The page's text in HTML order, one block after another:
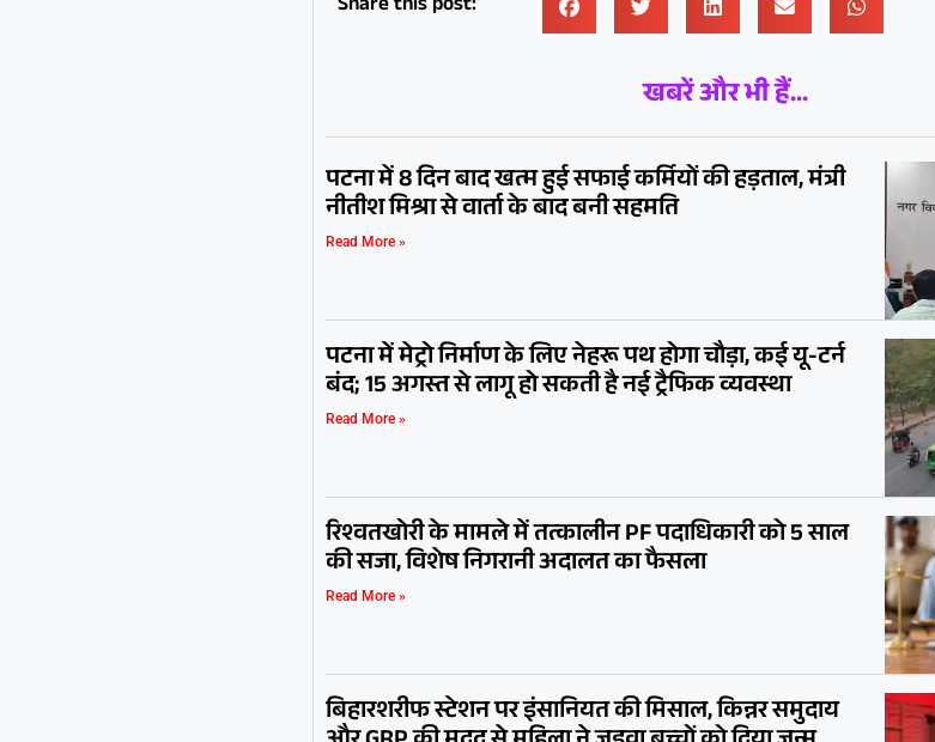
खबरें और भी हैं...
पटना में 8 दिन बाद खत्म हुई सफाई कर्मियों की हड़ताल, मंत्री
नीतीश मिश्रा से वार्ता के बाद बनी सहमति
Read More »
पटना में मेट्रो निर्माण के लिए नेहरू पथ होगा चौड़ा, कई यू-टर्न
बंद; 15 अगस्त से लागू हो सकती है नई ट्रैफिक व्यवस्था
Read More »
रिश्वतखोरी के मामले में तत्कालीन PF पदाधिकारी को 5 साल
की सजा, विशेष निगरानी अदालत का फैसला
Read More »
बिहारशरीफ स्टेशन पर इंसानियत की मिसाल, किन्नर समुदाय